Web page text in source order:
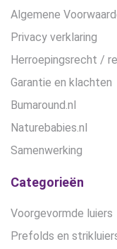
Algemene
Privacy verklaring
Herroepingsrecht /
Garantie en klachten
Bumaround.nl
Naturebabies.nl
Samenwerking
Categorieën
Voorgevormde luiers
Prefolds en